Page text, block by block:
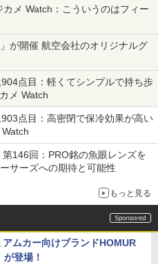
メ Watch：こういうのはフィー
が開催 航空会社のオリジナルグ
点目：軽くてシンプルで持ち歩
メ Watch
点目：高密閉で保冷効果が高い
146回：PRO銘の魚眼レンズを
サーズへの期待と可能性
もっと見る
アムカー向けブランドHOMUR
登場！